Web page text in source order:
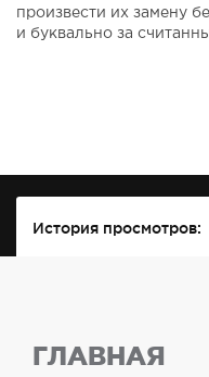
произвести их замену
и буквально за
История просмотров:
ГЛАВНАЯ